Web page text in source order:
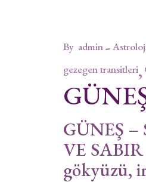
By admin
gezegen transitleri
GÜNEŞ
VE
gökyüzü,